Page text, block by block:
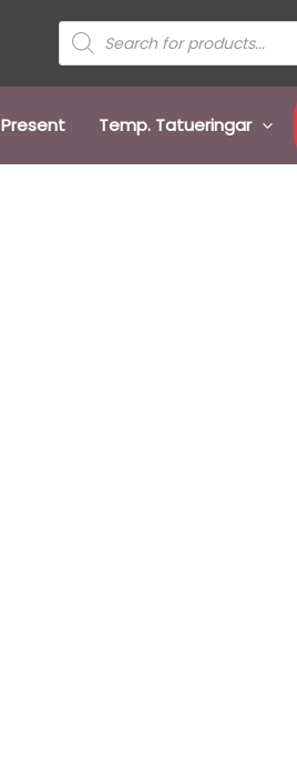
Sök
efter
produkter
Present Temp. Tatueringar